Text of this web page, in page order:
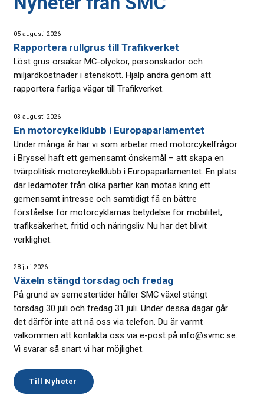
05 augusti 2026
Rapportera rullgrus till Trafikverket
Löst grus orsakar MC-olyckor, personskador och
miljardkostnader i stenskott. Hjälp andra genom att
rapportera farliga vägar till Trafikverket.
03 augusti 2026
En motorcykelklubb i Europaparlamentet
Under många år har vi som arbetar med motorcykelfrågor
i Bryssel haft ett gemensamt önskemål – att skapa en
tvärpolitisk motorcykelklubb i Europaparlamentet. En plats
där ledamöter från olika partier kan mötas kring ett
gemensamt intresse och samtidigt få en bättre
förståelse för motorcyklarnas betydelse för mobilitet,
trafiksäkerhet, fritid och näringsliv. Nu har det blivit
verklighet.
28 juli 2026
Växeln stängd torsdag och fredag
På grund av semestertider håller SMC växel stängt
torsdag 30 juli och fredag 31 juli. Under dessa dagar går
det därför inte att nå oss via telefon. Du är varmt
välkommen att kontakta oss via e-post på info@svmc.se.
Vi svarar så snart vi har möjlighet.
Till Nyheter